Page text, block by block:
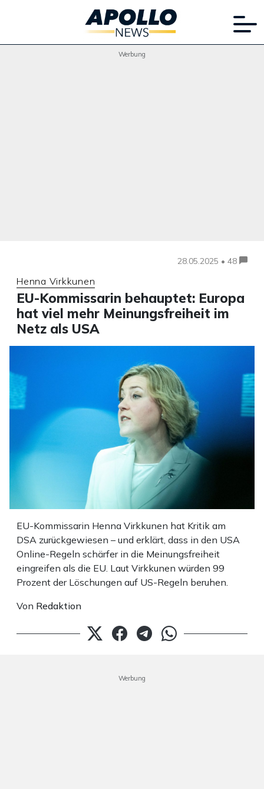
Werbung
28.05.2025 • 48
Henna Virkkunen
EU-Kommissarin behauptet: Europa
hat viel mehr Meinungsfreiheit im
Netz als USA
EU-Kommissarin Henna Virkkunen hat Kritik am
DSA zurückgewiesen – und erklärt, dass in den USA
Online-Regeln schärfer in die Meinungsfreiheit
eingreifen als die EU. Laut Virkkunen würden 99
Prozent der Löschungen auf US-Regeln beruhen.
Von Redaktion
Werbung